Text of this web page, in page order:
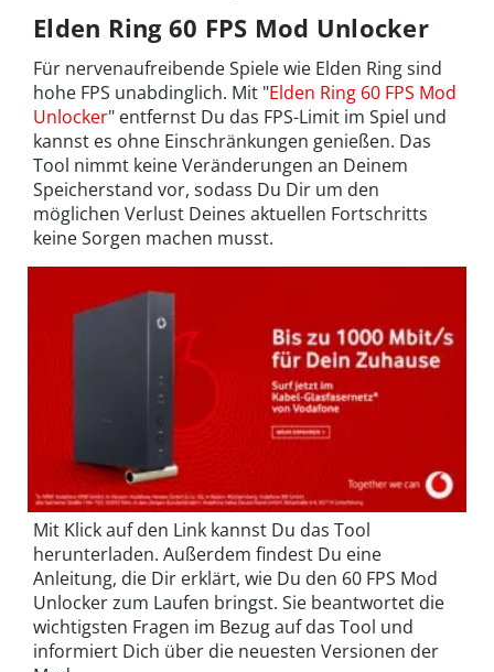
Elden Ring 60 FPS Mod Unlocker
Für nervenaufreibende Spiele wie Elden Ring sind
hohe FPS unabdinglich. Mit "Elden Ring 60 FPS Mod
Unlocker" entfernst Du das FPS-Limit im Spiel und
kannst es ohne Einschränkungen genießen. Das
Tool nimmt keine Veränderungen an Deinem
Speicherstand vor, sodass Du Dir um den
möglichen Verlust Deines aktuellen Fortschritts
keine Sorgen machen musst.
Mit Klick auf den Link kannst Du das Tool
herunterladen. Außerdem findest Du eine
Anleitung, die Dir erklärt, wie Du den 60 FPS Mod
Unlocker zum Laufen bringst. Sie beantwortet die
wichtigsten Fragen im Bezug auf das Tool und
informiert Dich über die neuesten Versionen der